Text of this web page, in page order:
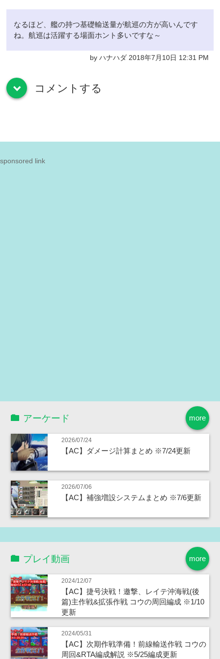
なるほど、艦の持つ基礎輸送量が航巡の方が高いんです
ね。航巡は活躍する場面ホント多いですな～
by ハナハダ 2018年7月10日 12:31 PM
down コメントする
sponsored link
more
アーケード
2026/07/24
【AC】ダメージ計算まとめ ※7/24更新
2026/07/06
【AC】補強増設システムまとめ ※7/6更新
more
プレイ動画
2024/12/07
【AC】捷号決戦！邀撃、レイテ沖海戦(後
篇)主作戦&拡張作戦 コウの周回編成 ※1/10
更新
2024/05/31
【AC】次期作戦準備！前線輸送作戦 コウの
周回&RTA編成解説 ※5/25編成更新